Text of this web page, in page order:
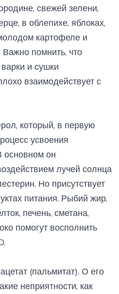
свежей зелени,
в облепихе, яблоках,
картофеле и
Важно помнить, что
и сушки
взаимодействует с
который, в первую
усвоения
основном он
лучей солнца
Но присутствует
питания. Рыбий жир,
печень, сметана,
помогут восполнить
(пальмитат). О его
неприятности, как